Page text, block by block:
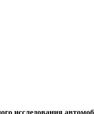
исследования